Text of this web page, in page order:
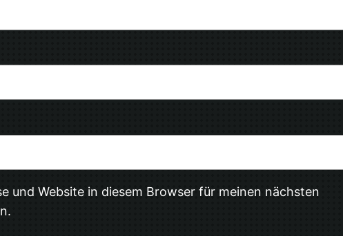
und Website in diesem Browser für meinen nächsten